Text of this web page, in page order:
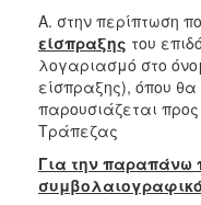
ΤΟΠΟΣ
ΠΟΛΙΤΙΣΜΟΣ
ΑΝΘΕΚΤΙΚΗ
Α. στην περίπτωση
είσπραξης του
λογαριασμό στο
είσπραξης), όπου
παρουσιάζεται
Τράπεζας
Για την παραπάνω